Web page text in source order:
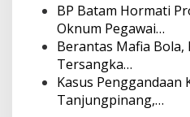
BP Batam Hormati
Oknum Pegawai…
Berantas Mafia Bola,
Tersangka…
Kasus Penggandaan
Tanjungpinang,…